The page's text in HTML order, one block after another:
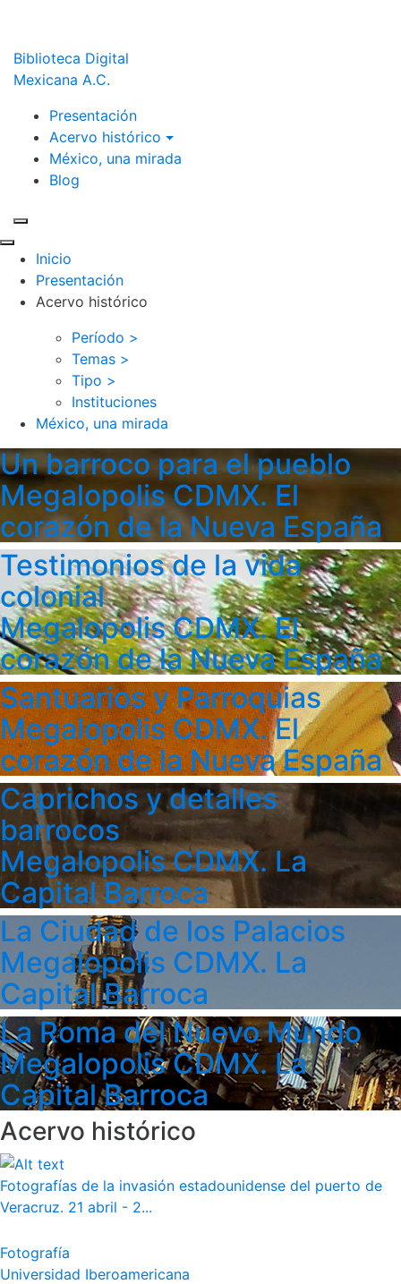
Biblioteca Digital
Mexicana A.C.
Presentación
Acervo histórico
México, una mirada
Blog
Inicio
Presentación
Acervo histórico
Período >
Temas >
Tipo >
Instituciones
México, una mirada
Un barroco para el pueblo
Megalopolis CDMX. El
corazón de la Nueva España
Testimonios de la vida
colonial
Megalopolis CDMX. El
corazón de la Nueva España
Santuarios y Parroquias
Megalopolis CDMX. El
corazón de la Nueva España
Caprichos y detalles
barrocos
Megalopolis CDMX. La
Capital Barroca
La Ciudad de los Palacios
Megalopolis CDMX. La
Capital Barroca
La Roma del Nuevo Mundo
Megalopolis CDMX. La
Capital Barroca
Acervo histórico
Fotografías de la invasión estadounidense del puerto de
Veracruz. 21 abril - 2...
Fotografía
Universidad Iberoamericana